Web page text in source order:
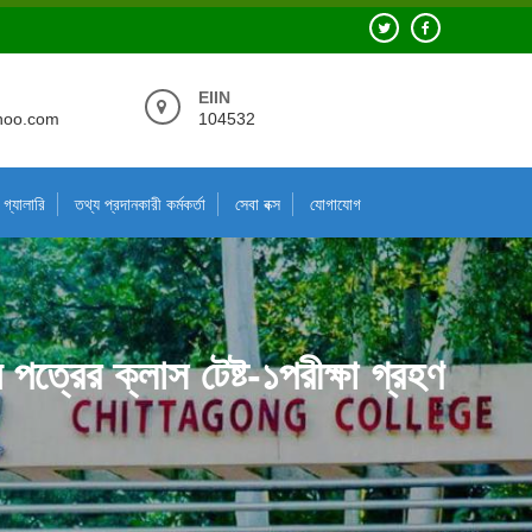
EIIN
104532
গ্যালারি তথ্য প্রদানকারী কর্মকর্তা সেবা বক্স যোগাযোগ
ক্লাস টেষ্ট-১পরীক্ষা গ্রহণ